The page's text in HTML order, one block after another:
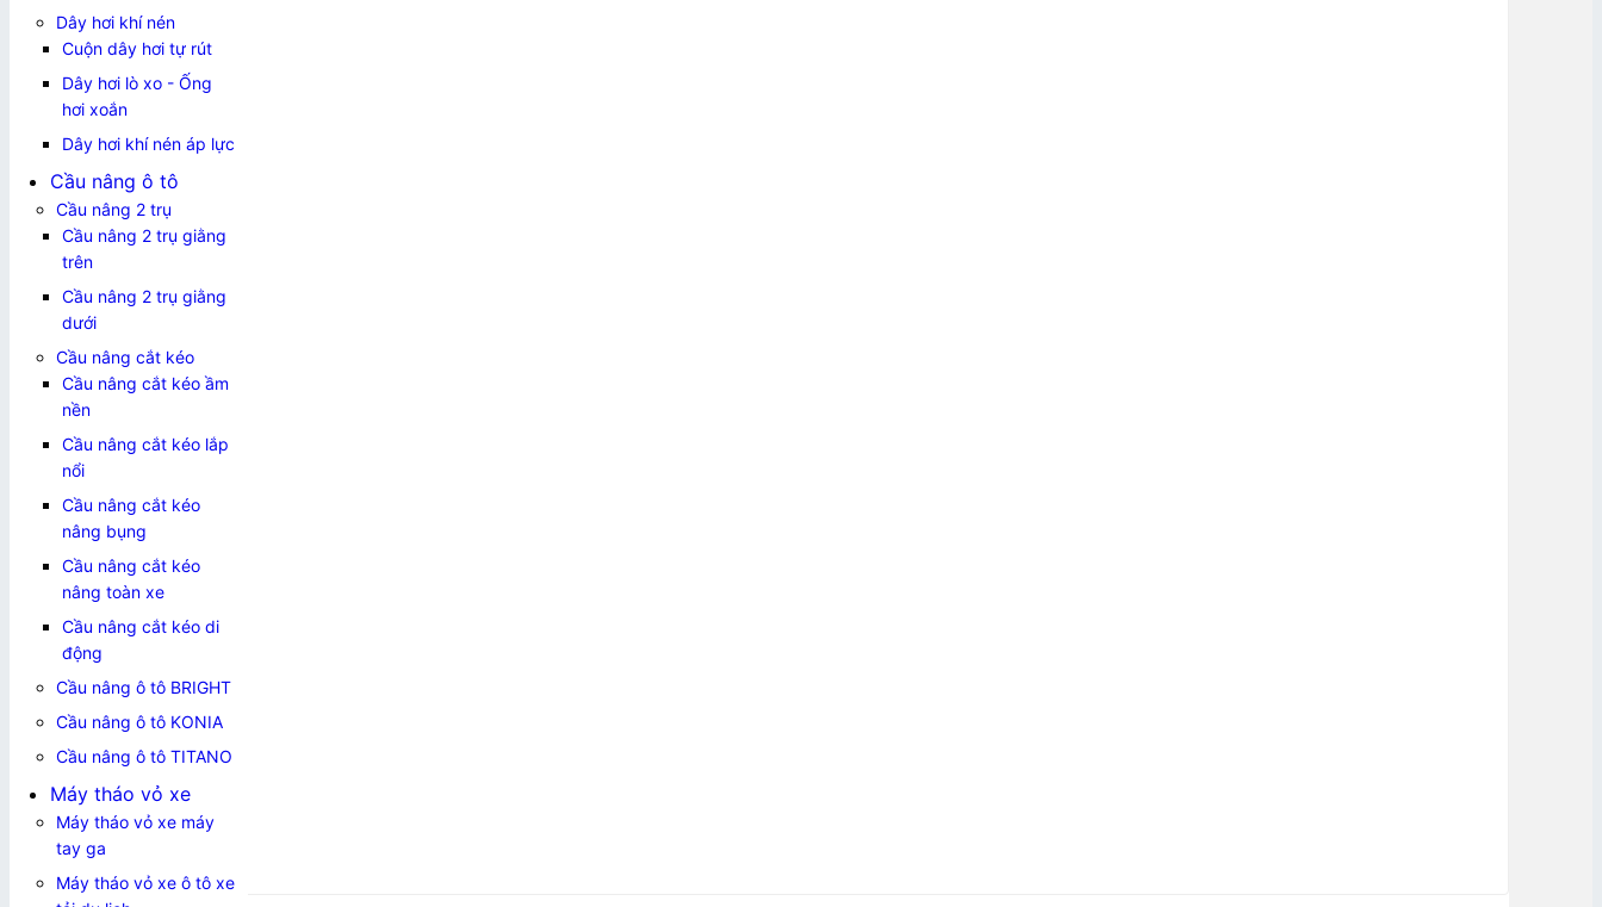
Dây hơi khí nén
Cuộn dây hơi tự rút
Dây hơi lò xo - Ống
hơi xoắn
Dây hơi khí nén áp lực
Cầu nâng ô tô
Cầu nâng 2 trụ
Cầu nâng 2 trụ giằng
trên
Cầu nâng 2 trụ giằng
dưới
Cầu nâng cắt kéo
Cầu nâng cắt kéo ầm
nền
Cầu nâng cắt kéo lắp
nổi
Cầu nâng cắt kéo
nâng bụng
Cầu nâng cắt kéo
nâng toàn xe
Cầu nâng cắt kéo di
động
Cầu nâng ô tô BRIGHT
Cầu nâng ô tô KONIA
Cầu nâng ô tô TITANO
Máy tháo vỏ xe
Máy tháo vỏ xe máy
tay ga
Máy tháo vỏ xe ô tô xe